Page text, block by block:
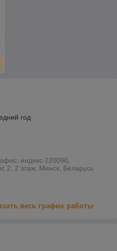
год
индекс 220090,
2, 2 этаж, Минск, Беларусь
весь график работы